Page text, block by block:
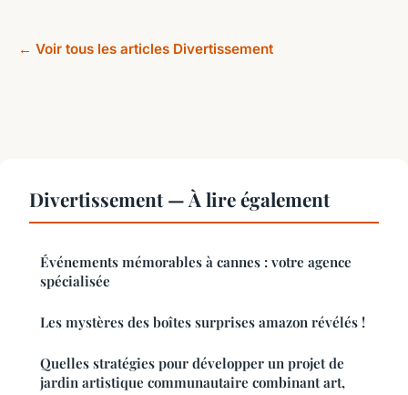
← Voir tous les articles Divertissement
Divertissement — À lire également
Événements mémorables à cannes : votre agence
spécialisée
Les mystères des boîtes surprises amazon révélés !
Quelles stratégies pour développer un projet de
jardin artistique communautaire combinant art,